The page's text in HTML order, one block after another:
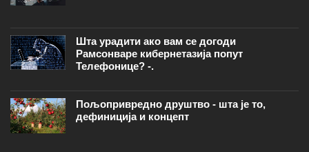
Шта урадити ако вам се догоди
Рамсонваре кибернетазија попут
Телефонице? -.
Пољопривредно друштво - шта је то,
дефиниција и концепт